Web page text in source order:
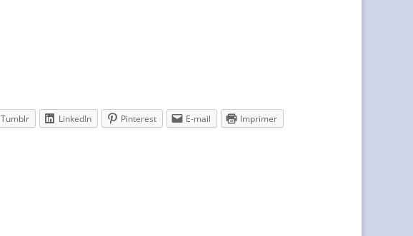
Tumblr LinkedIn Pinterest E-mail Imprimer